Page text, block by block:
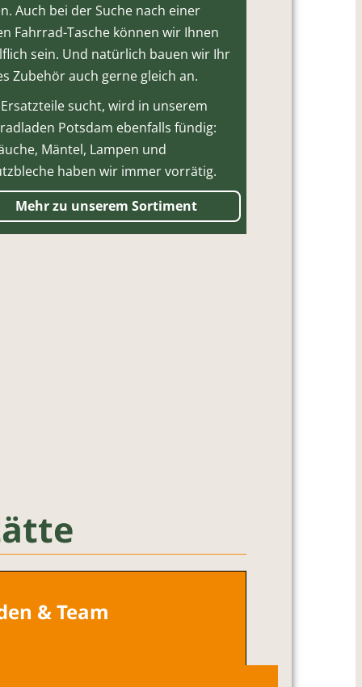
Auch bei der Suche nach einer
Fahrrad-Tasche können wir Ihnen
sein. Und natürlich bauen wir Ihr
Zubehör auch gerne gleich an.
sucht, wird in unserem
Potsdam ebenfalls fündig:
Mäntel, Lampen und
haben wir immer vorrätig.
Mehr zu unserem Sortiment
& Team